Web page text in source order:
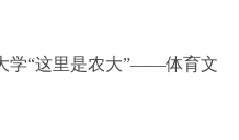
学“这里是农大”——体育文